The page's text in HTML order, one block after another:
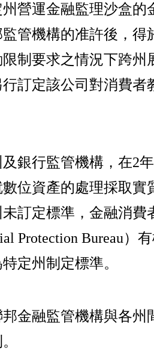
營運金融監理沙盒的
管機構的准許後，得
限制要求之情況下跨州
訂定該公司對消費者
銀行監管機構，在2
位資產的處理採取實
訂定標準，金融消費
Protection Bureau）
定州制定標準。
金融監管機構與各州